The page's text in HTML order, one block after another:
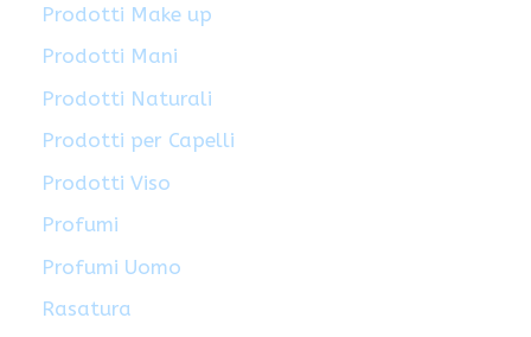
Prodotti Make up
Prodotti Mani
Prodotti Naturali
Prodotti per Capelli
Prodotti Viso
Profumi
Profumi Uomo
Rasatura